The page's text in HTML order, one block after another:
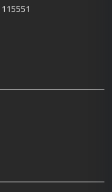
115551